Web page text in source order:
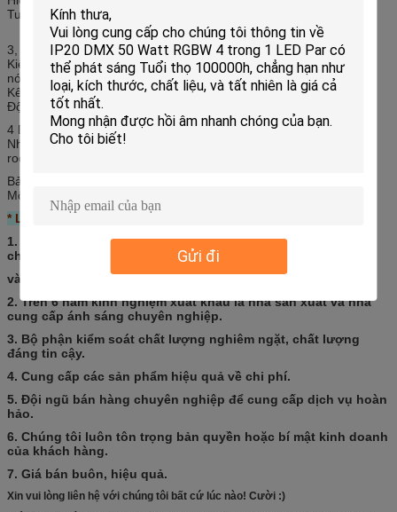
Gửi đi
Tuổi thọ: 100000 khi Andy City
3, chế độ kiểm soát
Kiểm soát: DMX512 master-slave kiểm soát, self-propelled giọng
nói, dần dần, chuyển tiếp,
Kênh: 4/8 kênh (hiển thị kỹ thuật số)
Độ quang học: 20 độ hoặc 25 độ hoặc 40 độ
4 Dáng vẻ bên ngoài:
Nhà ở: nhôm đúc
roduct NW: 4,5Kgs
Bảo vệ: IP65
Môi trường làm việc: -20 ° -45 °
* Lợi thế của chúng tôi *
1. Trên 8 năm của Stage Lighting Series như là nhà sản xuất
chuyên nghiệp về chiếu sáng sân khấu
và nhà cung cấp.
2. Trên 6 năm kinh nghiệm xuất khẩu là nhà sản xuất và nhà
cung cấp ánh sáng chuyên nghiệp.
3. Bộ phận kiểm soát chất lượng nghiêm ngặt, chất lượng
đáng tin cậy.
4. Cung cấp các sản phẩm hiệu quả về chi phí.
5. Đội ngũ bán hàng chuyên nghiệp để cung cấp dịch vụ hoàn
hảo.
6. Chúng tôi luôn tôn trọng bản quyền hoặc bí mật kinh doanh
của khách hàng.
7. Giá bán buôn, hiệu quả.
Xin vui lòng liên hệ với chúng tôi bất cứ lúc nào! Cười :)